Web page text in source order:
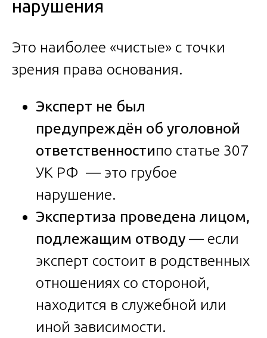
нарушения
Это наиболее «чистые» с точки
зрения права основания.
Эксперт не был
предупреждён об уголовной
ответственностипо статье 307
УК РФ — это грубое
нарушение.
Экспертиза проведена лицом,
подлежащим отводу — если
эксперт состоит в родственных
отношениях со стороной,
находится в служебной или
иной зависимости.